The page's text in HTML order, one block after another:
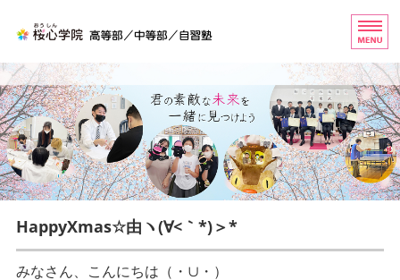
桜心学院（おうしんがくいん
ホーム
高等部
中等部
自習塾
お問い合わせ
HappyXmas☆由ヽ(∀<｀*)＞*
みなさん、こんにちは（・∪・）